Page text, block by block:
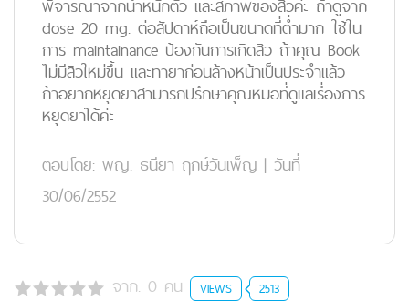
พิจารณาจากน้ำหนักตัว และสภาพของสิวค่ะ ถ้าดูจาก
dose 20 mg. ต่อสัปดาห์ถือเป็นขนาดที่ต่ำมาก ใช้ใน
การ maintainance ป้องกันการเกิดสิว ถ้าคุณ Book
ไม่มีสิวใหม่ขึ้น และทายาก่อนล้างหน้าเป็นประจำแล้ว
ถ้าอยากหยุดยาสามารถปรึกษาคุณหมอที่ดูแลเรื่องการ
หยุดยาได้ค่ะ
ตอบโดย: พญ. ธนียา ฤกษ์วันเพ็ญ | วันที่
30/06/2552
จาก: 0 คน VIEWS 2513